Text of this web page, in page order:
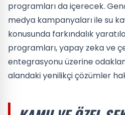
programları da içerecek.
medya kampanyaları ile su
konusunda farkındalık
programları, yapay zeka ve
entegrasyonu üzerine
alandaki yenilikçi çözümler